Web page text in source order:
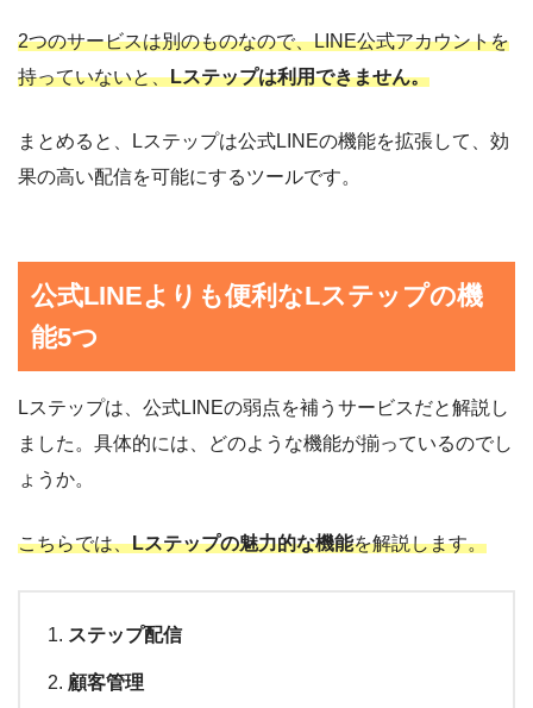
2つのサービスは別のものなので、LINE公式アカウントを
持っていないと、Lステップは利用できません。
まとめると、Lステップは公式LINEの機能を拡張して、効
果の高い配信を可能にするツールです。
公式LINEよりも便利なLステップの機
能5つ
Lステップは、公式LINEの弱点を補うサービスだと解説し
ました。具体的には、どのような機能が揃っているのでし
ょうか。
こちらでは、Lステップの魅力的な機能を解説します。
ステップ配信
顧客管理